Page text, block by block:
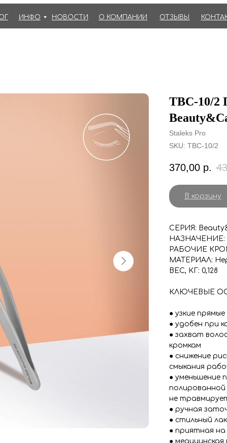
ИНФО НОВОСТИ О КОМПАНИИ ОТЗЫВЫ
TBC-10/2
Staleks Pro
SKU: TBC-10/2
370,00 р.
В корзину
СЕРИЯ:
НАЗНАЧЕНИЕ:
РАБОЧИЕ
МАТЕРИАЛ:
ВЕС, КГ: 0,128
КЛЮЧЕВЫЕ
● узкие
● удобен при
● захват
кромкам
● снижение
смыкания
● уменьшение
не
● ручная
● стильный
● приятная
●